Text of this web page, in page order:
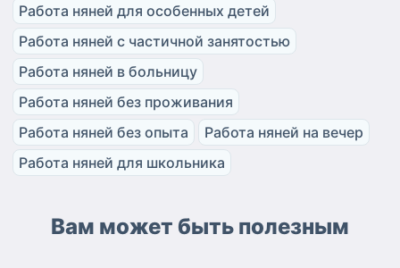
Работа няней для особенных детей
Работа няней с частичной занятостью
Работа няней в больницу
Работа няней без проживания
Работа няней без опыта
Работа няней на вечер
Работа няней для школьника
Вам может быть полезным